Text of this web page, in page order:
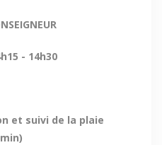
- 14h30
et suivi de la plaie